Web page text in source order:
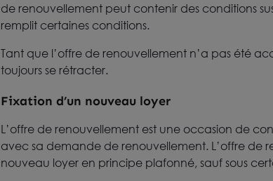
de renouvellement peut contenir des conditions
remplit certaines conditions.
Tant que l’offre de renouvellement n’a pas été
toujours se rétracter.
Fixation d’un nouveau loyer
L’offre de renouvellement est une occasion de
avec sa demande de renouvellement. L’offre de
nouveau loyer en principe plafonné, sauf sous